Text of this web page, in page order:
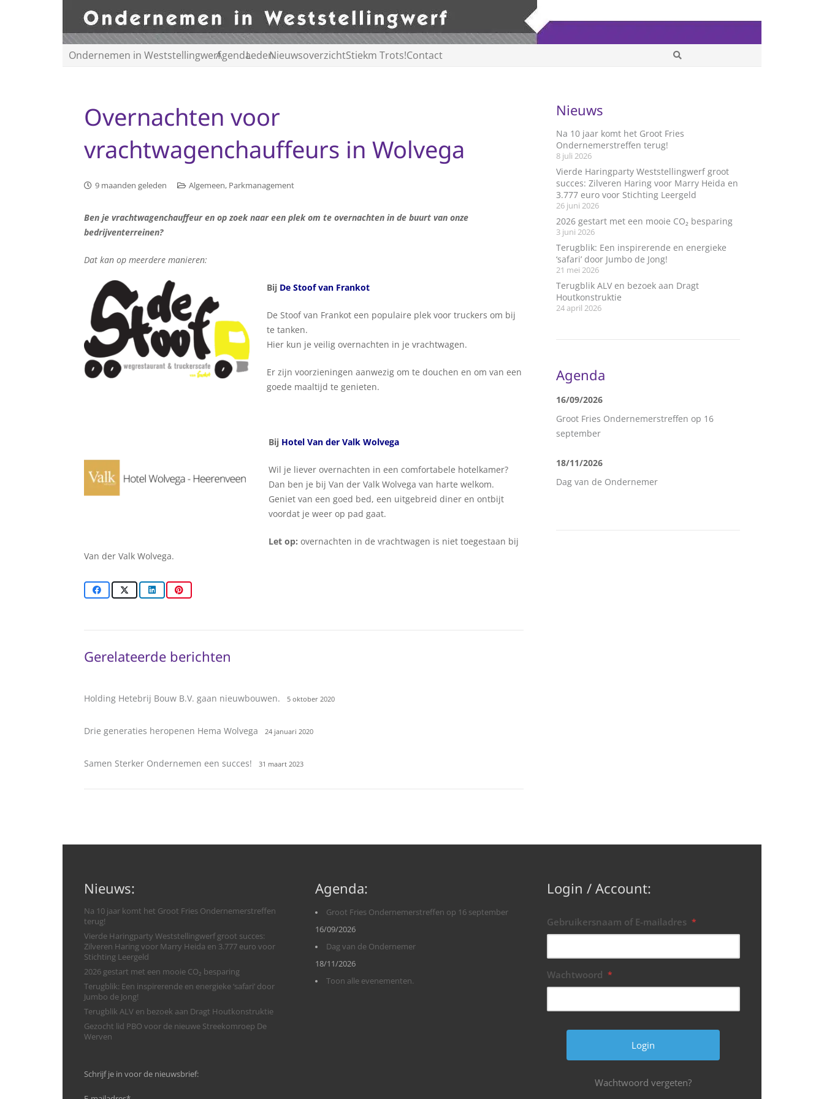
Ondernemen in WeststellingwerfAgendaLedenNieuwsoverzichtStiekm Trots!Contact
Overnachten voor
vrachtwagenchauffeurs in Wolvega
9 maanden geleden Algemeen, Parkmanagement
Ben je vrachtwagenchauffeur en op zoek naar een plek om te overnachten in de buurt van onze
bedrijventerreinen?
Dat kan op meerdere manieren:
Bij De Stoof van Frankot
De Stoof van Frankot een populaire plek voor truckers om bij
te tanken.
Hier kun je veilig overnachten in je vrachtwagen.
Er zijn voorzieningen aanwezig om te douchen en om van een
goede maaltijd te genieten.
Bij Hotel Van der Valk Wolvega
Wil je liever overnachten in een comfortabele hotelkamer?
Dan ben je bij Van der Valk Wolvega van harte welkom.
Geniet van een goed bed, een uitgebreid diner en ontbijt
voordat je weer op pad gaat.
Let op: overnachten in de vrachtwagen is niet toegestaan bij
Van der Valk Wolvega.
Gerelateerde berichten
Holding Hetebrij Bouw B.V. gaan nieuwbouwen. 5 oktober 2020
Drie generaties heropenen Hema Wolvega 24 januari 2020
Samen Sterker Ondernemen een succes! 31 maart 2023
Nieuws
Na 10 jaar komt het Groot Fries
Ondernemerstreffen terug!
8 juli 2026
Vierde Haringparty Weststellingwerf groot
succes: Zilveren Haring voor Marry Heida en
3.777 euro voor Stichting Leergeld
26 juni 2026
2026 gestart met een mooie CO₂ besparing
3 juni 2026
Terugblik: Een inspirerende en energieke
‘safari’ door Jumbo de Jong!
21 mei 2026
Terugblik ALV en bezoek aan Dragt
Houtkonstruktie
24 april 2026
Agenda
16/09/2026
Groot Fries Ondernemerstreffen op 16
september
18/11/2026
Dag van de Ondernemer
Nieuws:
Na 10 jaar komt het Groot Fries Ondernemerstreffen
terug!
Vierde Haringparty Weststellingwerf groot succes:
Zilveren Haring voor Marry Heida en 3.777 euro voor
Stichting Leergeld
2026 gestart met een mooie CO₂ besparing
Terugblik: Een inspirerende en energieke ‘safari’ door
Jumbo de Jong!
Terugblik ALV en bezoek aan Dragt Houtkonstruktie
Gezocht lid PBO voor de nieuwe Streekomroep De
Werven
Schrijf je in voor de nieuwsbrief:
Agenda:
Groot Fries Ondernemerstreffen op 16 september
16/09/2026
Dag van de Ondernemer
18/11/2026
Toon alle evenementen.
Login / Account:
Gebruikersnaam of E-mailadres *
Wachtwoord *
Wachtwoord vergeten?